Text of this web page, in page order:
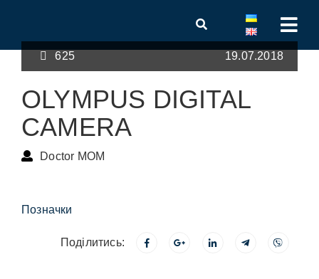
625 19.07.2018
OLYMPUS DIGITAL
CAMERA
Doctor MOM
Позначки
Поділитись: